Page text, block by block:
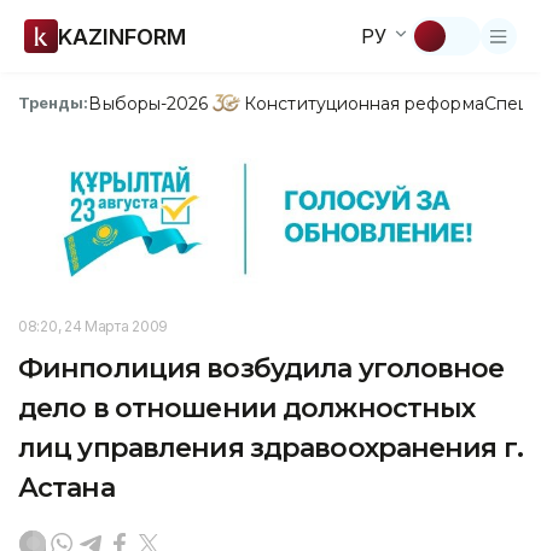
KAZINFORM РУ
Тренды:Выборы-2026 Конституционная реформа
08:20, 24 Марта 2009
Финполиция возбудила уголовное
дело в отношении должностных
лиц управления здравоохранения г.
Астана